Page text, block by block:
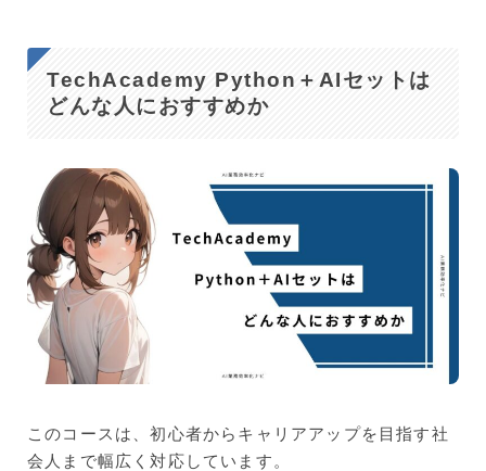
TechAcademy Python＋AIセットは
どんな人におすすめか
このコースは、初心者からキャリアアップを目指す社
会人まで幅広く対応しています。